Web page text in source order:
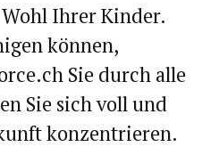
Ihrer Kinder.
können,
Sie durch alle
Sie sich voll und
konzentrieren.